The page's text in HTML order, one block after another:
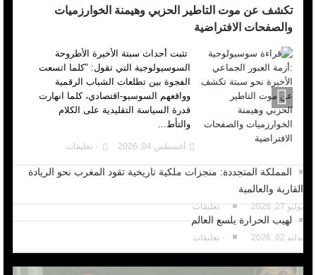
تكشف عن موت التاطير الحزبي وهيمنة الخوارزميات
والصفحات الافتراضية
تثبت أحداث سبتة الأخيرة الأطروحة
السوسيولوجية التي تقول: "كلما اتسعت
الفجوة بين تطلعات الشباب الرقمية
وواقعهم السوسيو-اقتصادي، كلما انهارت
قدرة السياسة التقليدية على الكلام
والتأط...
أغسطس 04, 2026 ٠ تعليقات
المملكة المتجددة: منجزات ملكية تاريخية تقود المغرب نحو الريادة
القارية والعالمية
يوليو 27, 2026 ٠ تعليقات
لهيب الحرارة يلسع العالم
يوليو 02, 2026 ٠ تعليقات